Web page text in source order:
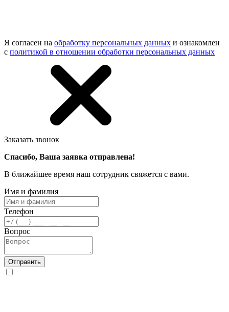
Я согласен на обработку персональных данных и ознакомлен
с политикой в отношении обработки персональных данных
Заказать звонок
Спасибо, Ваша заявка отправлена!
В ближайшее время наш сотрудник свяжется с вами.
Имя и фамилия
Телефон
Вопрос
Отправить